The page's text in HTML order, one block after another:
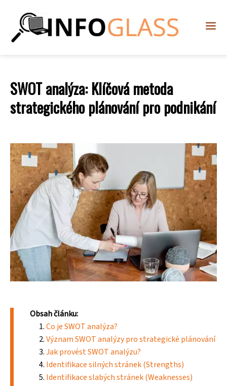
SWOT analýza: Klíčová metoda
strategického plánování pro podnikání
Obsah článku:
Co je SWOT analýza?
Význam SWOT analýzy pro strategické plánování
Jak provést SWOT analýzu?
Identifikace silných stránek (Strengths)
Identifikace slabých stránek (Weaknesses)